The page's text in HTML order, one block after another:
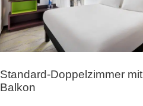
Standard-Doppelzimmer mit
Balkon